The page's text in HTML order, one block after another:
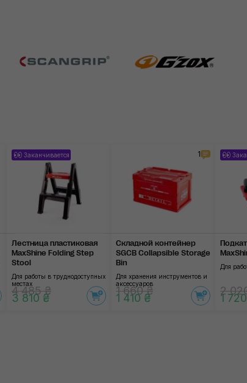
Заканчивается
Лестница пластиковая
MaxShine Folding Step
Stool
Для работы в труднодоступных
местах
4 485 ₴
3 810 ₴
1
Складной контейнер
SGCB Collapsible Storage
Bin
Для хранения инструментов и
аксессуаров
1 660 ₴
1 410 ₴
Для
2
1